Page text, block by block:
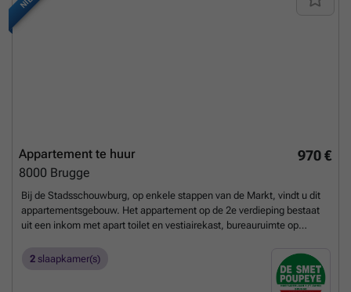
970 €
Appartement te huur
8000 Brugge
Bij de Stadsschouwburg, op enkele stappen van de Markt, vindt u dit
appartementsgebouw. Het appartement op de 2e verdieping bestaat
uit een inkom met apart toilet en vestiairekast, bureauruimte op
badkamer met lavabo en ligbad, 2 slaapkamers, terras, berging in de
algemene gang en een kelder. De totale bewoonbare oppervlakte is
130m². mogelijkheid tot huren van een autostaanplaats aan €
2 slaapkamer(s)